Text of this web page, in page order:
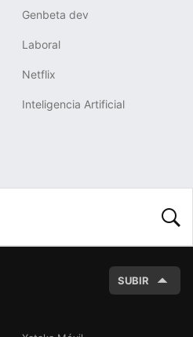
Genbeta dev
Laboral
Netflix
Inteligencia Artificial
SUBIR